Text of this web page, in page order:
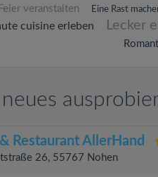
veranstalten Eine Rast
cuisine erleben Lecker
Restaurant AllerHand
26, 55767 Nohen